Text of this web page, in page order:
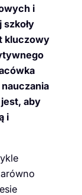
i
kluczowy
aby
i